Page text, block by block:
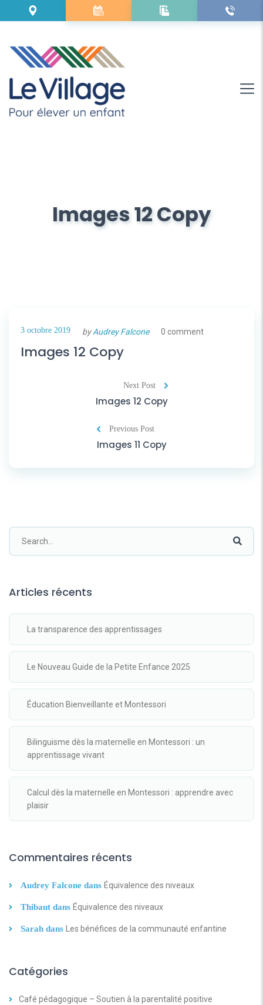
Images 12 Copy
3 octobre 2019 byAudrey Falcone 0 comment
Images 12 Copy
Previous Post
Images 11 Copy
Next Post
Images 12 Copy
Articles récents
La transparence des apprentissages
Le Nouveau Guide de la Petite Enfance 2025
Éducation Bienveillante et Montessori
Bilinguisme dès la maternelle en Montessori : un
apprentissage vivant
Calcul dès la maternelle en Montessori : apprendre avec
plaisir
Commentaires récents
Audrey Falcone dans Équivalence des niveaux
Thibaut dans Équivalence des niveaux
Sarah dans Les bénéfices de la communauté enfantine
Catégories
Café pédagogique – Soutien à la parentalité positive